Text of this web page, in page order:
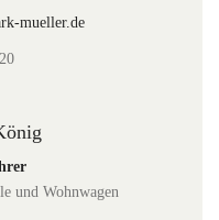
mueller.de
und Wohnwagen